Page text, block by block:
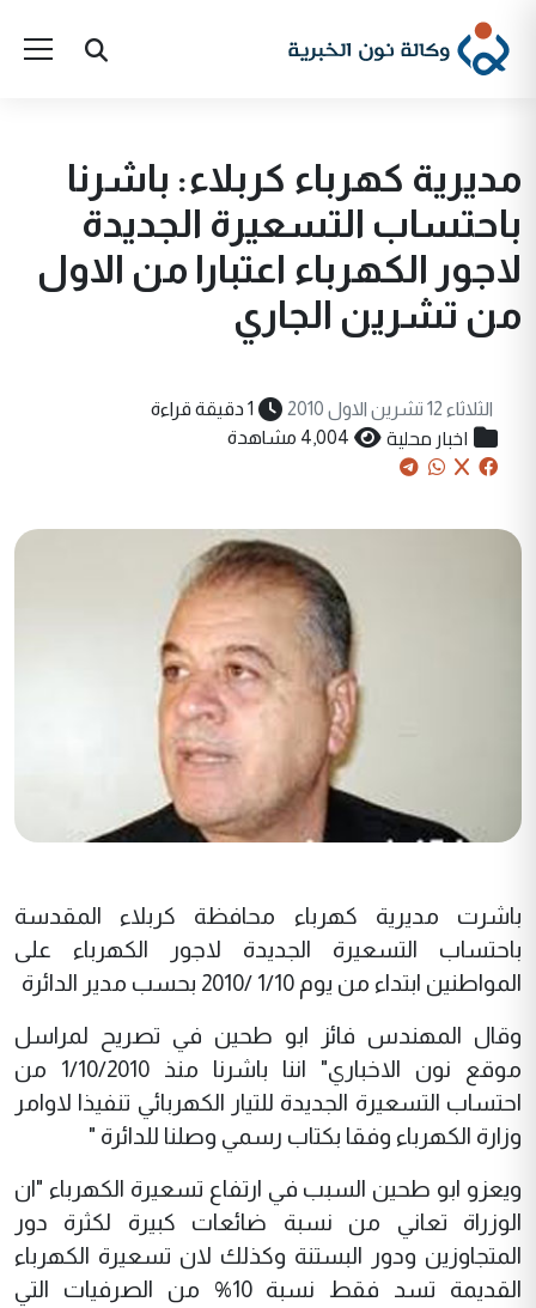
مديرية كهرباء كربلاء: باشرنا
باحتساب التسعيرة الجديدة
لاجور الكهرباء اعتبارا من الاول
من تشرين الجاري
الثلاثاء 12 تشرين الاول 2010 1 دقيقة قراءة
اخبار محلية 4,004 مشاهدة
باشرت مديرية كهرباء محافظة كربلاء المقدسة
باحتساب التسعيرة الجديدة لاجور الكهرباء على
المواطنين ابتداء من يوم 1/10 /2010 بحسب مدير الدائرة
وقال المهندس فائز ابو طحين في تصريح لمراسل
موقع نون الاخباري" اننا باشرنا منذ 1/10/2010 من
احتساب التسعيرة الجديدة للتيار الكهربائي تنفيذا لاوامر
وزارة الكهرباء وفقا بكتاب رسمي وصلنا للدائرة "
ويعزو ابو طحين السبب في ارتفاع تسعيرة الكهرباء "ان
الوزراة تعاني من نسبة ضائعات كبيرة لكثرة دور
المتجاوزين ودور البستنة وكذلك لان تسعيرة الكهرباء
القديمة تسد فقط نسبة 10% من الصرفيات التي